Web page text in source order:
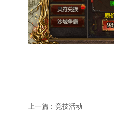
上一篇： 竞技活动